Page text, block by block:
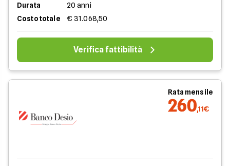
Durata
20 anni
Costo totale
€ 31.068,50
Verifica fattibilità
Rata mensile
260,11€